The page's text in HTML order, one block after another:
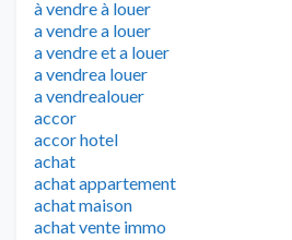
à vendre à louer
a vendre a louer
a vendre et a louer
a vendrea louer
a vendrealouer
accor
accor hotel
achat
achat appartement
achat maison
achat vente immo